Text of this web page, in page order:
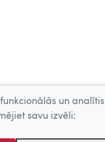
un
savu izvēli: